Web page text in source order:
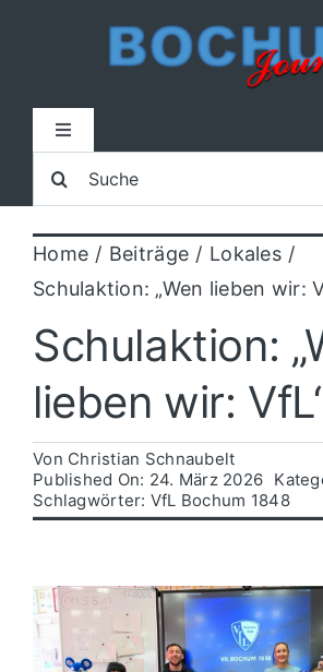
Toggle
Home
Lokal
Blaulicht
Sport
Kultur
Wirtschaft
Suche
nach:
Home Beiträge
Lokales
Schulaktion: „Wen lieben wir:
Schulaktion:
lieben wir:
Von Christian Schnaubelt
Published On: 24. März 2026
Schlagwörter: VfL Bochum 1848